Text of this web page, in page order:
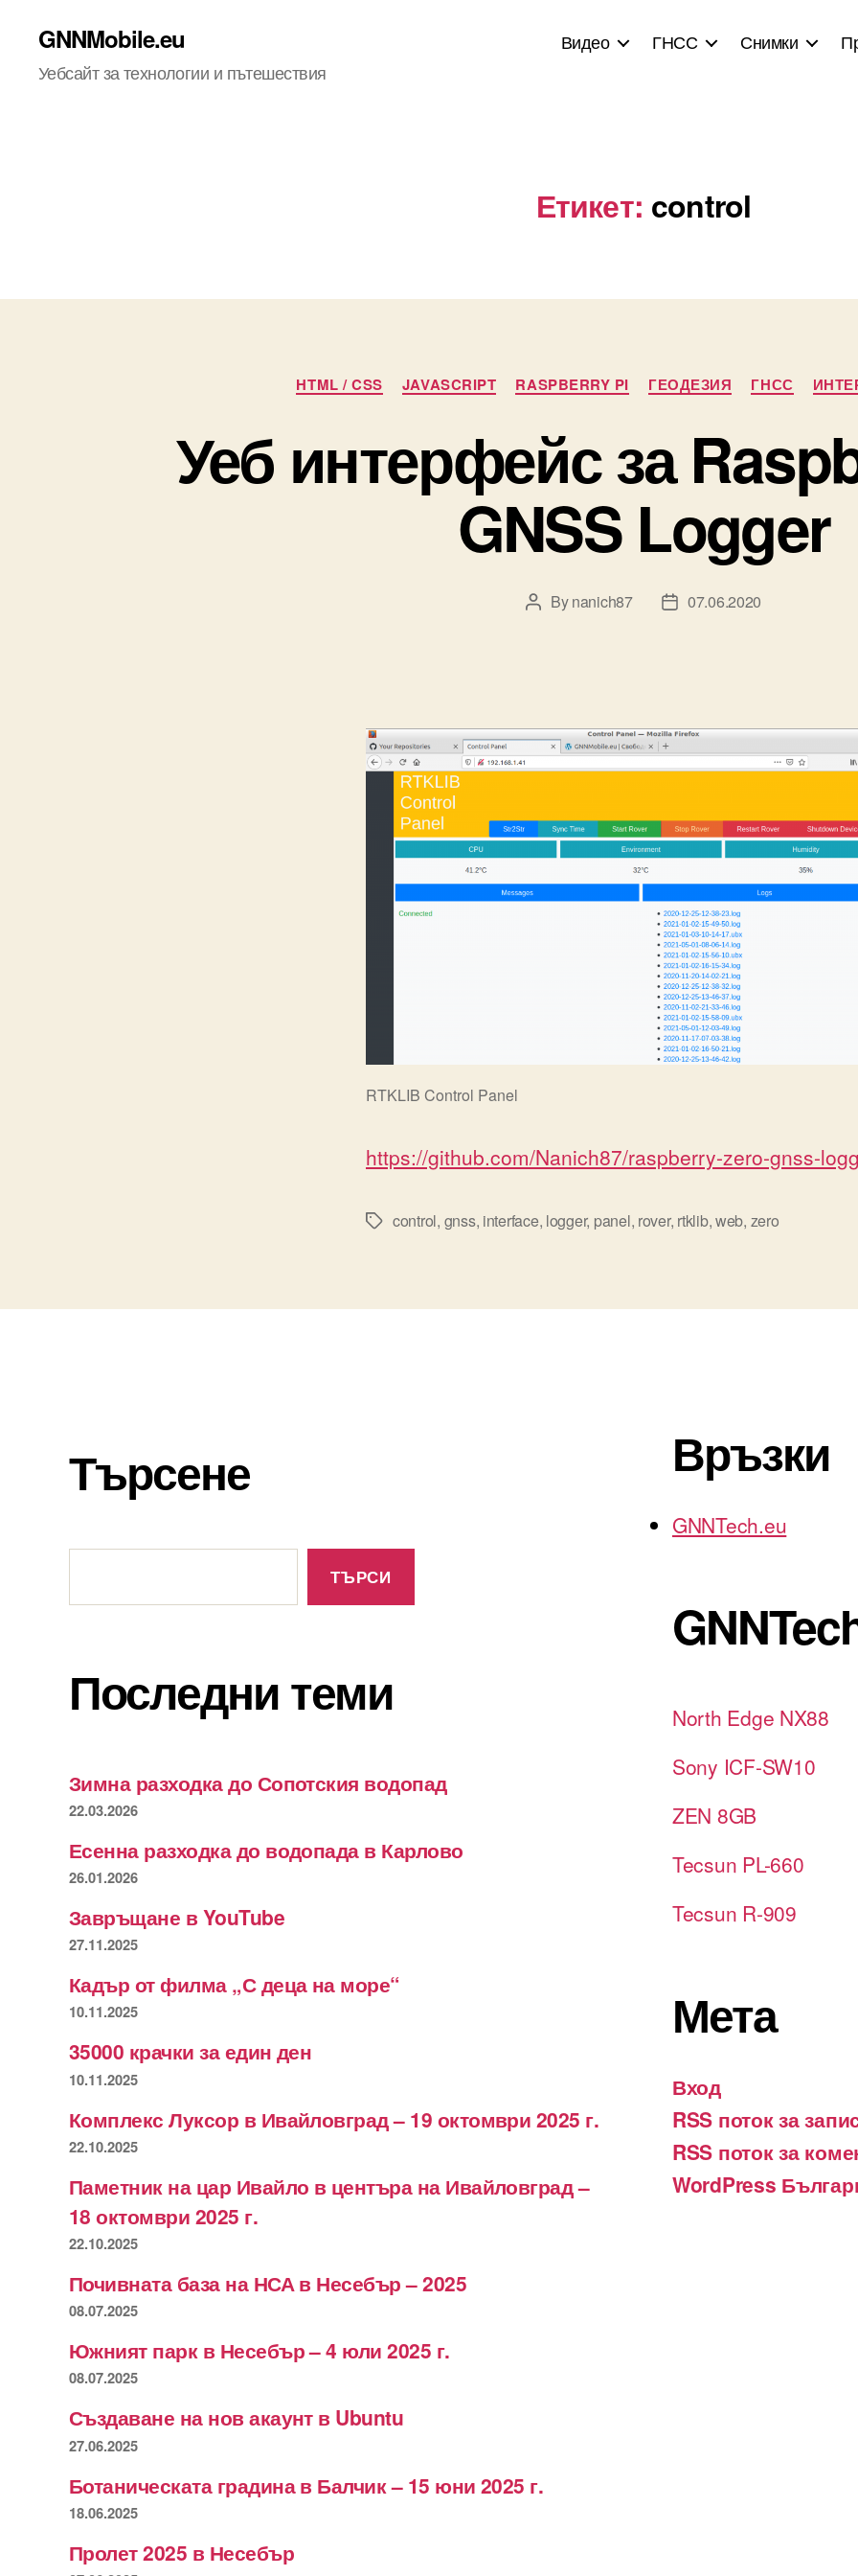
GNNMobile.eu
Уебсайт за технологии и пътешествия
Видео ГНСС Снимки
Етикет: control
Categories
HTML / CSS JAVASCRIPT RASPBERRY PI ГЕОДЕЗИЯ ГНСС
Уеб интерфейс за
GNSS Logger
PostBynanich87
Post07.06.2020
RTKLIB Control Panel
https://github.com/Nanich87/raspberry-zero-gnss-
Tagscontrol, gnss, interface, logger, panel, rover, rtklib,web, zero
Търсене
ТЪРСИ
Последни теми
Зимна разходка до Сопотския водопад
22.03.2026
Есенна разходка до водопада в Карлово
26.01.2026
Завръщане в YouTube
27.11.2025
Кадър от филма „С деца на море“
10.11.2025
35000 крачки за един ден
10.11.2025
Комплекс Луксор в Ивайловград – 19 октомври 2025 г.
22.10.2025
Паметник на цар Ивайло в центъра на Ивайловград –
18 октомври 2025 г.
22.10.2025
Почивната база на НСА в Несебър – 2025
08.07.2025
Южният парк в Несебър – 4 юли 2025 г.
08.07.2025
Създаване на нов акаунт в Ubuntu
27.06.2025
Ботаническата градина в Балчик – 15 юни 2025 г.
18.06.2025
Пролет 2025 в Несебър
Връзки
GNNTech.eu
North Edge NX88
Sony ICF-SW10
ZEN 8GB
Tecsun PL-660
Tecsun R-909
Мета
Вход
RSS поток за
RSS поток за
WordPress